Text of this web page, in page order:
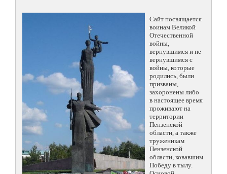
Сайт посвящается
воинам Великой
Отечественной
войны,
вернувшимся и не
вернувшимся с
войны, которые
родились, были
призваны,
захоронены либо
в настоящее время
проживают на
территории
Пензенской
области, а также
труженикам
Пензенской
области, ковавшим
Победу в тылу.